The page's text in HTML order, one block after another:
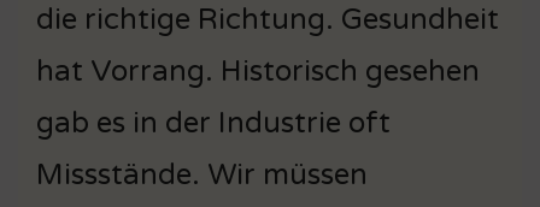
die richtige Richtung. Gesundheit
hat Vorrang. Historisch gesehen
gab es in der Industrie oft
Missstände. Wir müssen